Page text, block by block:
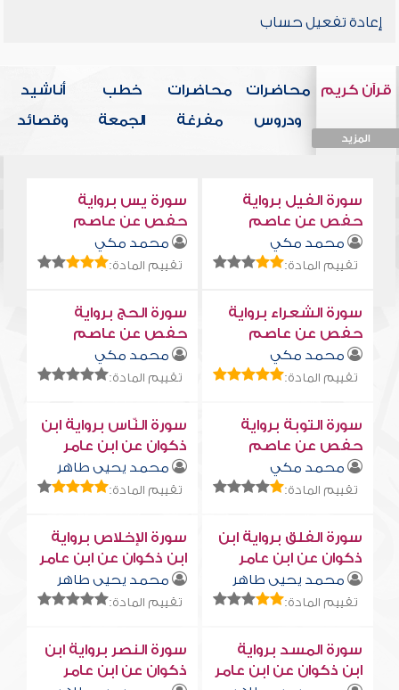
إعادة تفعيل حساب
قرآن كريم
المزيد
محاضرات
ودروس
محاضرات
مفرغة
خطب
الجمعة
أناشيد
وقصائد
سورة الفيل برواية
حفص عن عاصم
محمد مكي
تقييم المادة:
سورة يس برواية
حفص عن عاصم
محمد مكي
تقييم المادة:
سورة الشعراء برواية
حفص عن عاصم
محمد مكي
تقييم المادة:
سورة الحج برواية
حفص عن عاصم
محمد مكي
تقييم المادة:
سورة التوبة برواية
حفص عن عاصم
محمد مكي
تقييم المادة:
سورة النّاس برواية ابن
ذكوان عن ابن عامر
محمد يحيى طاهر
تقييم المادة:
سورة الفلق برواية ابن
ذكوان عن ابن عامر
محمد يحيى طاهر
تقييم المادة:
سورة الإخلاص برواية
ابن ذكوان عن ابن عامر
محمد يحيى طاهر
تقييم المادة:
سورة المسد برواية
ابن ذكوان عن ابن عامر
سورة النصر برواية ابن
ذكوان عن ابن عامر